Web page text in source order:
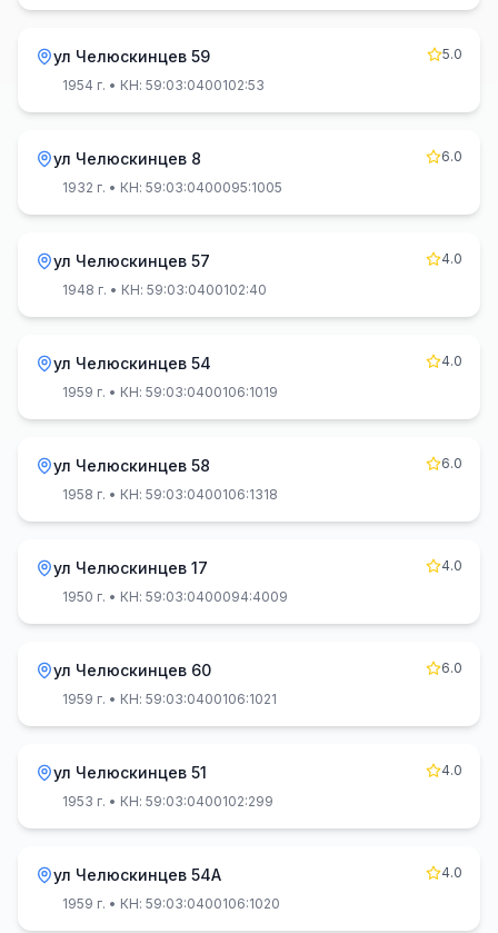
ул Челюскинцев 59
5.0
1954 г. • КН: 59:03:0400102:53
ул Челюскинцев 8
6.0
1932 г. • КН: 59:03:0400095:1005
ул Челюскинцев 57
4.0
1948 г. • КН: 59:03:0400102:40
ул Челюскинцев 54
4.0
1959 г. • КН: 59:03:0400106:1019
ул Челюскинцев 58
6.0
1958 г. • КН: 59:03:0400106:1318
ул Челюскинцев 17
4.0
1950 г. • КН: 59:03:0400094:4009
ул Челюскинцев 60
6.0
1959 г. • КН: 59:03:0400106:1021
ул Челюскинцев 51
4.0
1953 г. • КН: 59:03:0400102:299
ул Челюскинцев 54А
4.0
1959 г. • КН: 59:03:0400106:1020